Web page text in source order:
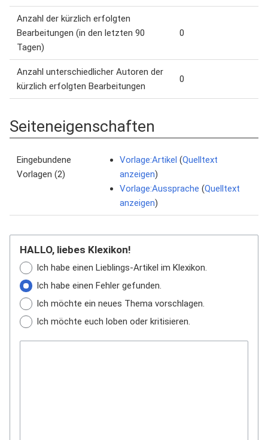
Anzahl der kürzlich erfolgten
Bearbeitungen (in den letzten 90
Tagen)
0
Anzahl unterschiedlicher Autoren der
kürzlich erfolgten Bearbeitungen
0
Seiteneigenschaften
Eingebundene
Vorlagen (2)
Vorlage:Artikel (Quelltext
anzeigen)
Vorlage:Aussprache (Quelltext
anzeigen)
HALLO, liebes Klexikon!
Ich habe einen Lieblings-Artikel im Klexikon.
Ich habe einen Fehler gefunden.
Ich möchte ein neues Thema vorschlagen.
Ich möchte euch loben oder kritisieren.